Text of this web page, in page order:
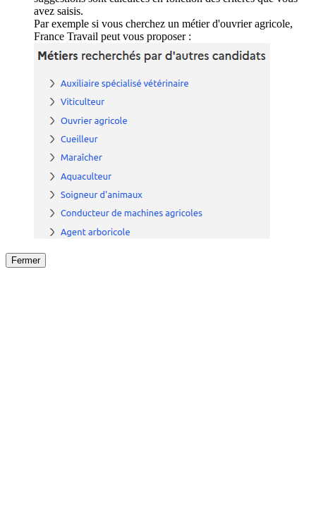
avez saisis.
Par exemple si vous cherchez un métier d'ouvrier agricole,
France Travail peut vous proposer :
Fermer